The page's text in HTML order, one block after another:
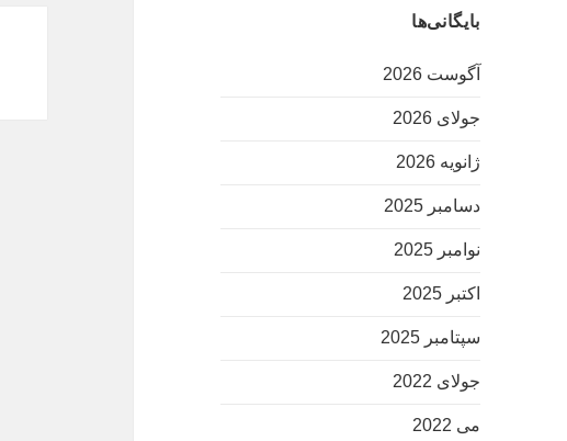
بایگانی‌ها
آگوست 2026
جولای 2026
ژانویه 2026
دسامبر 2025
نوامبر 2025
اکتبر 2025
سپتامبر 2025
جولای 2022
می 2022